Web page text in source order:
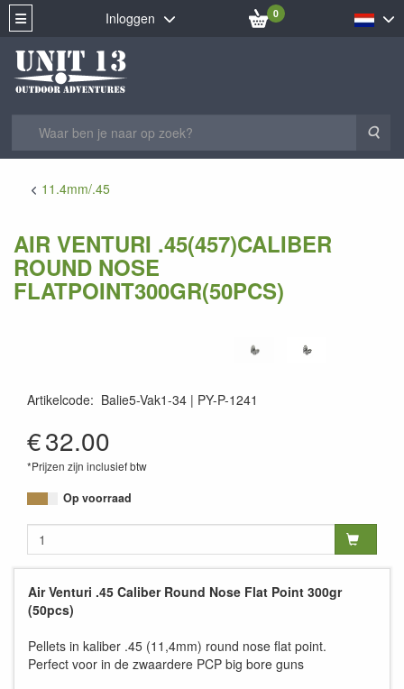
Inloggen 0
11.4mm/.45
AIR VENTURI .45(457)CALIBER
ROUND NOSE
FLATPOINT300GR(50PCS)
Artikelcode: Balie5-Vak1-34
PY-P-1241
€32.00
*Prijzen zijn inclusief btw
Op voorraad
Air Venturi .45 Caliber Round Nose Flat Point 300gr
(50pcs)
Pellets in kaliber .45 (11,4mm) round nose flat point.
Perfect voor in de zwaardere PCP big bore guns